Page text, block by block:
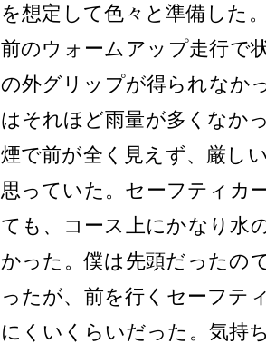
を想定して色々と準備した
前のウォームアップ走行で
の外グリップが得られなか
はそれほど雨量が多くなか
煙で前が全く見えず、厳し
思っていた。セーフティカ
ても、コース上にかなり水
かった。僕は先頭だったの
ったが、前を行くセーフテ
にくいくらいだった。気持